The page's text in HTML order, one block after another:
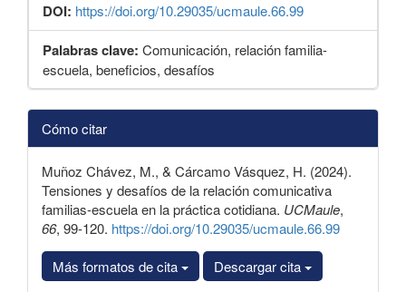
DOI: https://doi.org/10.29035/ucmaule.66.99
Palabras clave: Comunicación, relación familia-
escuela, beneficios, desafíos
Detalles
del
artículo
Cómo citar
Muñoz Chávez, M., & Cárcamo Vásquez, H. (2024).
Tensiones y desafíos de la relación comunicativa
familias-escuela en la práctica cotidiana. UCMaule,
66, 99-120. https://doi.org/10.29035/ucmaule.66.99
Más formatos de cita
Descargar cita